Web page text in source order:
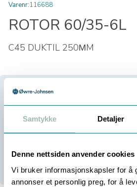
Samtykke Detaljer
Denne nettsiden anvender cookies
Vi bruker informasjonskapsler for å
annonser et personlig preg, for å
Varenr:116688
ROTOR 60/35-6L
C45 DUKTIL 250ΜM
Velg antall:
+
Bestillingsvare (0